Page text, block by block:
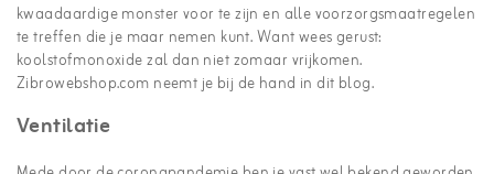
kwaadaardige monster voor te zijn en alle voorzorgsmaatregelen
te treffen die je maar nemen kunt. Want wees gerust:
koolstofmonoxide zal dan niet zomaar vrijkomen.
Zibrowebshop.com neemt je bij de hand in dit blog.
Ventilatie